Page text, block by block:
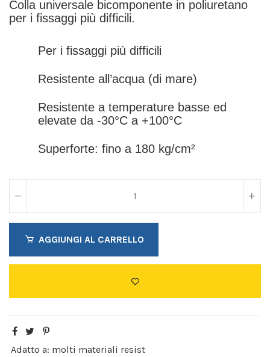
Colla universale bicomponente in poliuretano
per i fissaggi più difficili.
Per i fissaggi più difficili
Resistente all’acqua (di mare)
Resistente a temperature basse ed
elevate da -30°C a +100°C
Superforte: fino a 180 kg/cm²
AGGIUNGI AL CARRELLO
Adatto a: molti materiali resist